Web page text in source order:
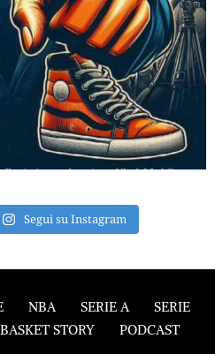
Segui su Instagram
NBA SERIE A
SERIE
BASKET STORY PODCAST